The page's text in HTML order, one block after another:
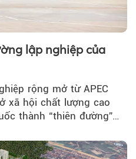
lập nghiệp của
rộng mở từ APEC
xã hội chất lượng cao
thành “thiên đường”